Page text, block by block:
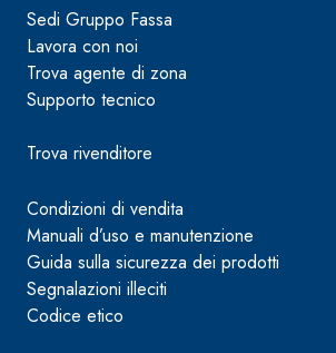
Sedi Gruppo Fassa
Lavora con noi
Trova agente di zona
Supporto tecnico
Trova rivenditore
Condizioni di vendita
Manuali d’uso e manutenzione
Guida sulla sicurezza dei prodotti
Segnalazioni illeciti
Codice etico